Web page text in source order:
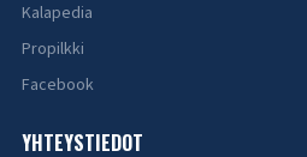
Kalapedia
Propilkki
Facebook
YHTEYSTIEDOT